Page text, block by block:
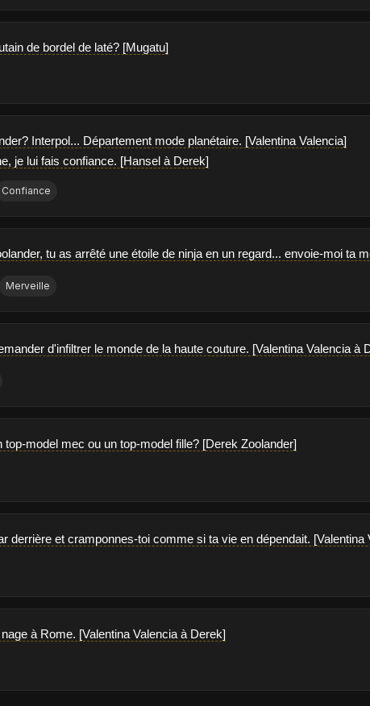
de bordel de laté? [Mugatu]
Interpol... Département mode planétaire. [Valentina Valencia]
je lui fais confiance. [Hansel à Derek]
Confiance
tu as arrêté une étoile de ninja en un regard... envoie-moi ta
Merveille
d'infiltrer le monde de la haute couture. [Valentina Valencia à
top-model mec ou un top-model fille? [Derek Zoolander]
derrière et cramponnes-toi comme si ta vie en dépendait. [Valentina
à Rome. [Valentina Valencia à Derek]